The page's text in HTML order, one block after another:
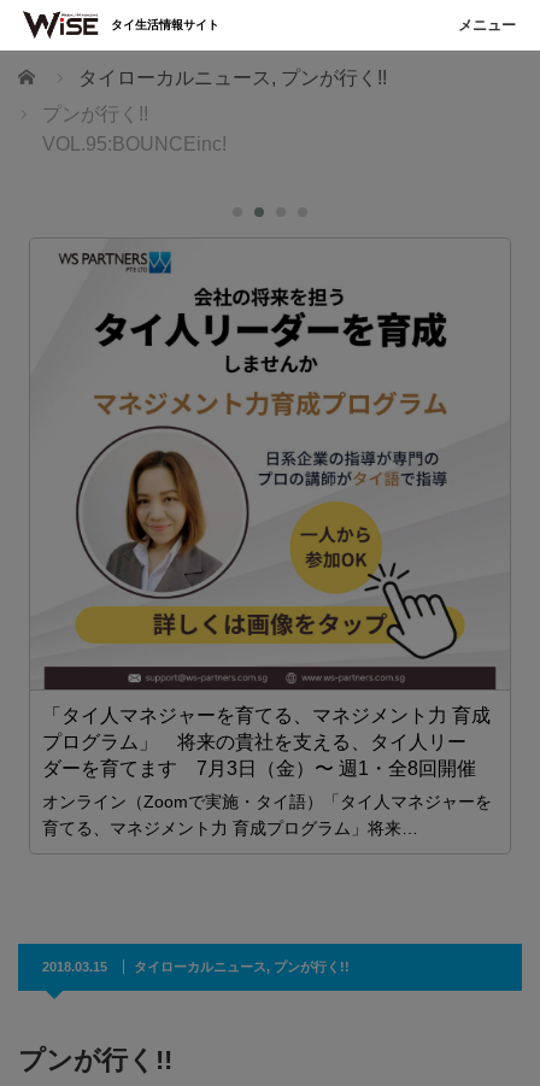
ホーム タイローカルニュース , プンが行く!!
プンが行く!!
VOL.95:BOUNCEinc!
「タイ人マネジャーを育てる、マネジメント力 育成
プログラム」 将来の貴社を支える、タイ人リー
ダーを育てます 7月3日（金）〜 週1・全8回開催
オンライン（Zoomで実施・タイ語）「タイ人マネジャーを
育てる、マネジメント力 育成プログラム」将来…
2018.03.15 タイローカルニュース, プンが行く!!
プンが行く!!
タイ生活情報サイト